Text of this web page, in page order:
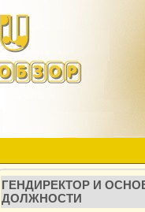
ГЕНДИРЕКТОР И
ДОЛЖНОСТИ